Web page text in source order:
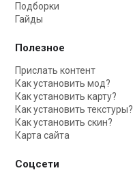
Подборки
Гайды
Полезное
Прислать контент
Как установить мод?
Как установить карту?
Как установить текстуры?
Как установить скин?
Карта сайта
Соцсети